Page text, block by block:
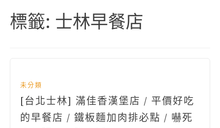
標籤: 士林早餐店
未分類
[台北士林] 滿佳香漢堡店 / 平價好吃
的早餐店 / 鐵板麵加肉排必點 / 嚇死